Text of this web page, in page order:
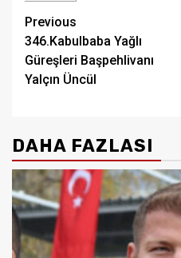
Post
navigation
Previous
346.Kabulbaba Yağlı
Güreşleri Başpehlivanı
Yalçın Üncül
DAHA FAZLASI